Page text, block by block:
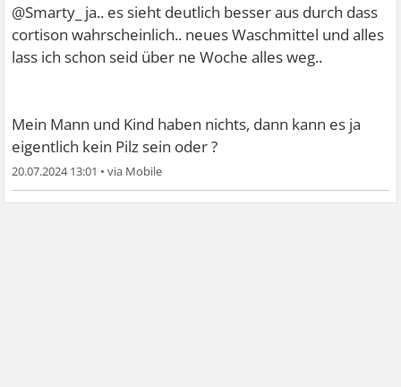
@Smarty_ ja.. es sieht deutlich besser aus durch dass
cortison wahrscheinlich.. neues Waschmittel und alles
lass ich schon seid über ne Woche alles weg..
Mein Mann und Kind haben nichts, dann kann es ja
eigentlich kein Pilz sein oder ?
20.07.2024 13:01 •